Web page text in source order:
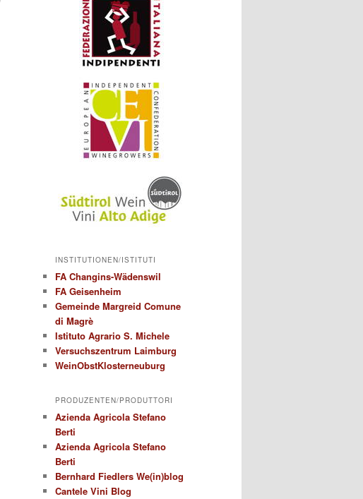
INSTITUTIONEN/ISTITUTI
FA Changins-Wädenswil
FA Geisenheim
Gemeinde Margreid Comune
di Magrè
Istituto Agrario S. Michele
Versuchszentrum Laimburg
WeinObstKlosterneuburg
PRODUZENTEN/PRODUTTORI
Azienda Agricola Stefano
Berti
Azienda Agricola Stefano
Berti
Bernhard Fiedlers We(in)blog
Cantele Vini Blog